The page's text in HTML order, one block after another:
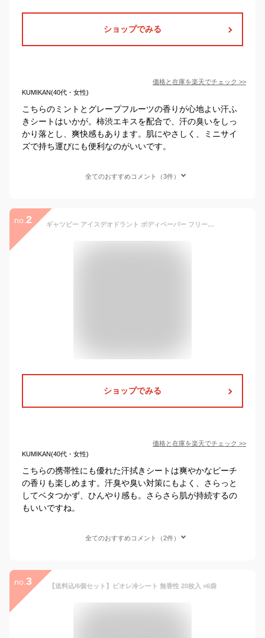
ショップでみる
価格と在庫を楽天でチェック >>
KUMIKAN(40代・女性)
こちらのミントとグレープフルーツの香りが心地よい汗ふ
きシートはいかが。柿渋エキスを配合で、汗の臭いをしっ
かり落とし、爽快感もあります。肌にやさしく、ミニサイ
ズで持ち運びにも便利なのがいいです。
全てのおすすめコメント（3件）
no. 2 ギャツビー アイスデオドラント ボディペーパー フリーズピーチ （ 3シート入り）16袋 セット | ボディシート 制汗 汗ふき 汗対策 汗拭きシート 汗臭対策 ニオイ対策 薬用 デオドラント ひんやりシート 携帯用 個包装 COOL 爽快 ピーチ ノベルティ アメニティ 夏 まとめ買い
ショップでみる
価格と在庫を楽天でチェック >>
KUMIKAN(40代・女性)
こちらの携帯性にも優れた汗拭きシートは爽やかなピーチ
の香りも楽しめます。汗臭や臭い対策にもよく、さらっと
してベタつかず、ひんやり感も。さらさら肌が持続するの
もいいですね。
全てのおすすめコメント（2件）
no. 3 【送料込/6個セット】ビオレ冷シート 無香性 20枚入 ×6袋